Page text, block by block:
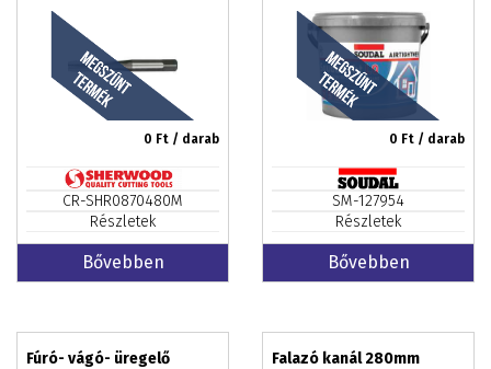
1,75mm HSS ISO529
0 Ft / darab
CR-SHR0870480M
Részletek
Bővebben
0 Ft / darab
SM-127954
Részletek
Bővebben
Fúró- vágó- üregelő
Falazó kanál 280mm